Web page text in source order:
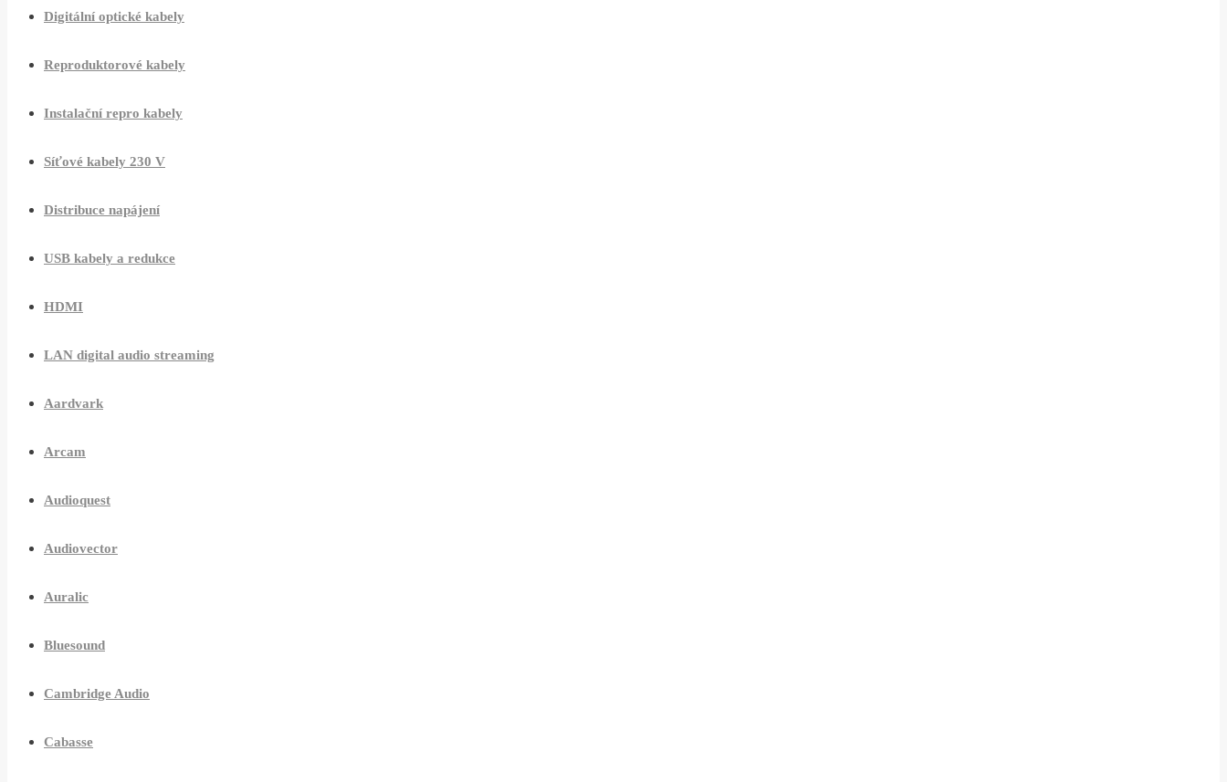
Digitální optické kabely
Reproduktorové kabely
Instalační repro kabely
Síťové kabely 230 V
Distribuce napájení
USB kabely a redukce
HDMI
LAN digital audio streaming
Aardvark
Arcam
Audioquest
Audiovector
Auralic
Bluesound
Cambridge Audio
Cabasse